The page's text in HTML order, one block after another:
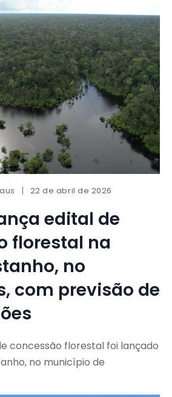
22 de abril de 2026
edital de
florestal na
no
com previsão de
concessão florestal foi lançado
no município de